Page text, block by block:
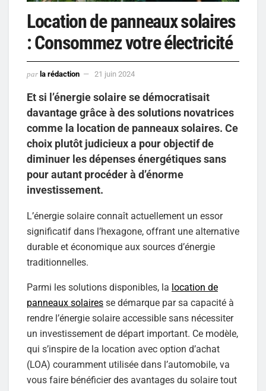
Location de panneaux solaires
: Consommez votre électricité
par la rédaction 21 juin 2024
Et si l’énergie solaire se démocratisait
davantage grâce à des solutions novatrices
comme la location de panneaux solaires. Ce
choix plutôt judicieux a pour objectif de
diminuer les dépenses énergétiques sans
pour autant procéder à d’énorme
investissement.
L’énergie solaire connaît actuellement un essor
significatif dans l’hexagone, offrant une alternative
durable et économique aux sources d’énergie
traditionnelles.
Parmi les solutions disponibles, la location de
panneaux solaires se démarque par sa capacité à
rendre l’énergie solaire accessible sans nécessiter
un investissement de départ important. Ce modèle,
qui s’inspire de la location avec option d’achat
(LOA) couramment utilisée dans l’automobile, va
vous faire bénéficier des avantages du solaire tout